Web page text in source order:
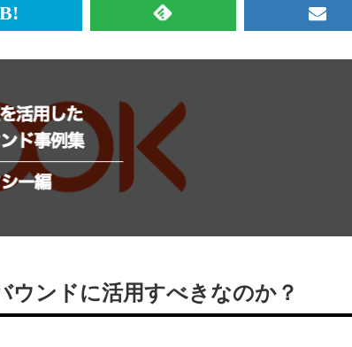
は
ブ
ッ
ク
マ
ク
追
加
RSS
事
を
購
読
る
メ
ンドに活用すべきなのか？